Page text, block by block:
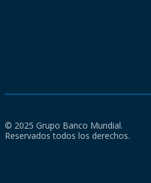
© 2025 Grupo Banco Mundial.
Reservados todos los derechos.